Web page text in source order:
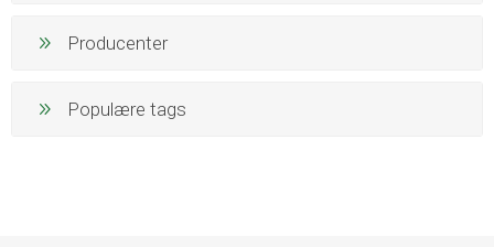
Producenter
Populære tags